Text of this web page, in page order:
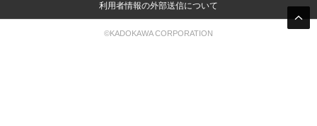
利用者情報の外部送信について
©KADOKAWA CORPORATION